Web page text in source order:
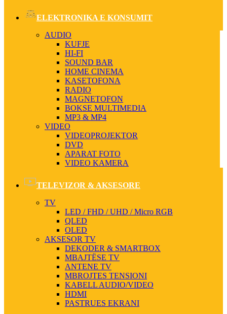
ELEKTRONIKA E KONSUMIT
AUDIO
KUFJE
HI-FI
SOUND BAR
HOME CINEMA
KASETOFONA
RADIO
MAGNETOFON
BOKSE MULTIMEDIA
MP3 & MP4
VIDEO
VIDEOPROJEKTOR
DVD
APARAT FOTO
VIDEO KAMERA
TELEVIZOR & AKSESORE
TV
LED / FHD / UHD / Micro RGB
QLED
OLED
AKSESOR TV
DEKODER & SMARTBOX
MBAJTËSE TV
ANTENE TV
MBROJTES TENSIONI
KABELL AUDIO/VIDEO
HDMI
PASTRUES EKRANI